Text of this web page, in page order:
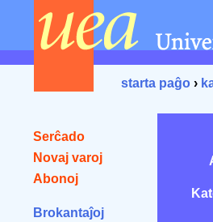
starta paĝo ›
Serĉado
Novaj varoj
Abonoj
Brokantaĵoj